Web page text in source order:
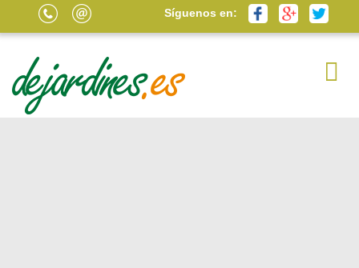
Síguenos en: